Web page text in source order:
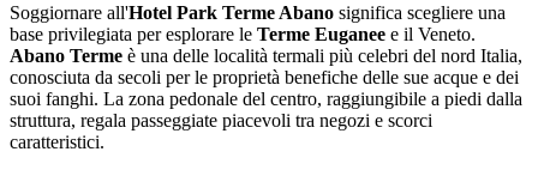
Soggiornare all'Hotel Park Terme Abano significa scegliere una
base privilegiata per esplorare le Terme Euganee e il Veneto.
Abano Terme è una delle località termali più celebri del nord Italia,
conosciuta da secoli per le proprietà benefiche delle sue acque e dei
suoi fanghi. La zona pedonale del centro, raggiungibile a piedi dalla
struttura, regala passeggiate piacevoli tra negozi e scorci
caratteristici.